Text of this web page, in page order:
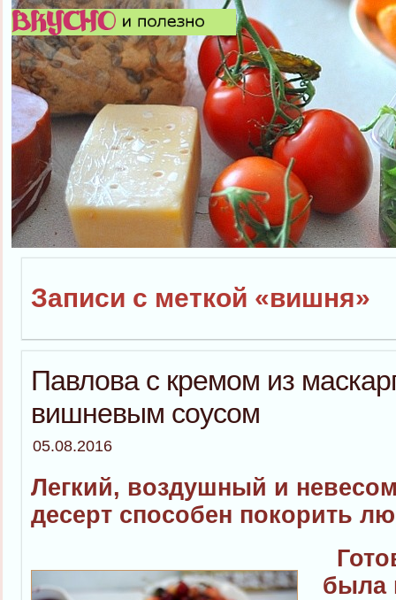
Записи с меткой «вишня»
Павлова с кремом из
вишневым соусом
05.08.2016
Легкий, воздушный и
десерт способен покорить
была